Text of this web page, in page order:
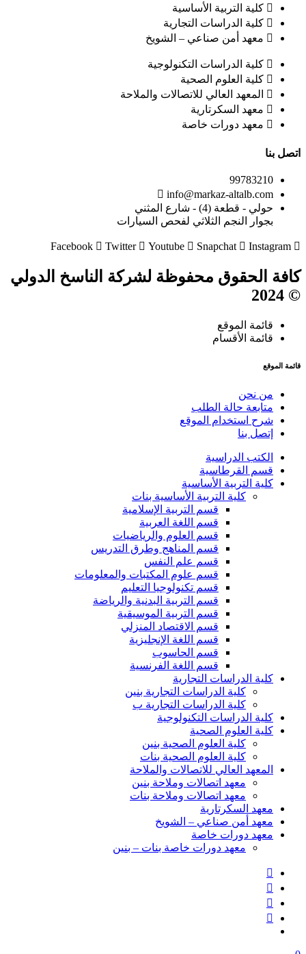
كلية التربية الأساسية
كلية الدراسات التجارية
معهد أمن صناعي – الشويخ
كلية الدراسات التكنولوجية
كلية العلوم الصحية
المعهد العالي للاتصالات والملاحة
معهد السكرتارية
معهد دورات خاصة
اتصل بنا
99783210
info@markaz-altalb.com
حولي - قطعة (4) - شارع المثني
بجوار النجم الثلاثي لفحص السيارات
Facebook Twitter Youtube Snapchat Instagram
كافة الحقوق محفوظة لشركة الناسخ الدولي
© 2024
قائمة الموقع
قائمة الأقسام
قائمة الموقع
من نحن
متابعة حالة الطلب
شرح استخدام الموقع
إتصل بنا
الكتب الدراسية
قسم القرطاسية
كلية التربية الأساسية
كلية التربية الأساسية بنات
قسم التربية الإسلامية
قسم اللغة العربية
قسم العلوم والرياضيات
قسم المناهج وطرق التدريس
قسم علم النفس
قسم علوم المكتبات والمعلومات
قسم تكنولوجيا التعليم
قسم التربية البدنية والرياضة
قسم التربية الموسيقية
قسم الاقتصاد المنزلي
قسم اللغة الإنجليزية
قسم الحاسوب
قسم اللغة الفرنسية
كلية الدراسات التجارية
كلية الدراسات التجارية بنين
كلية الدراسات التجارية ب
كلية الدراسات التكنولوجية
كلية العلوم الصحية
كلية العلوم الصحية بنين
كلية العلوم الصحية بنات
المعهد العالي للاتصالات والملاحة
معهد اتصالات وملاحة بنين
معهد اتصالات وملاحة بنات
معهد السكرتارية
معهد أمن صناعي – الشويخ
معهد دورات خاصة
معهد دورات خاصة بنات – بنين